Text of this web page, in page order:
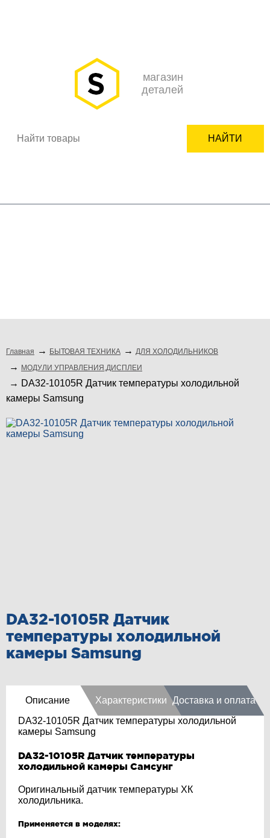
магазин
деталей
НАЙТИ
Главная БЫТОВАЯ ТЕХНИКА
ДЛЯ ХОЛОДИЛЬНИКОВ
МОДУЛИ УПРАВЛЕНИЯ,ДИСПЛЕИ
DA32-10105R Датчик температуры холодильной
камеры Samsung
DA32-10105R Датчик
температуры холодильной
камеры Samsung
Описание Характеристики Доставка и оплата
DA32-10105R Датчик температуры холодильной
камеры Samsung
DA32-10105R Датчик температуры
холодильной камеры Самсунг
Оригинальный датчик температуры ХК
холодильника.
Применяется в моделях: